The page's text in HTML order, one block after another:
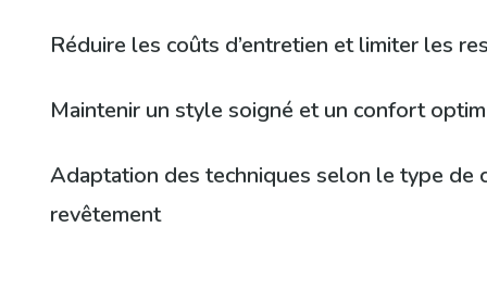
Réduire les coûts d’entretien et limiter les
Maintenir un style soigné et un confort
Adaptation des techniques selon le type de
revêtement